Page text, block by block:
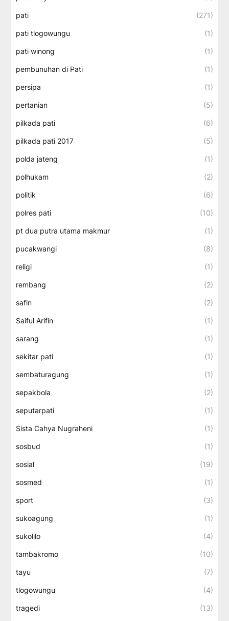
pati (271)
pati tlogowungu (1)
pati winong (1)
pembunuhan di Pati (1)
persipa (1)
pertanian (5)
pilkada pati (6)
pilkada pati 2017 (5)
polda jateng (1)
polhukam (2)
politik (6)
polres pati (10)
pt dua putra utama makmur (1)
pucakwangi (8)
religi (1)
rembang (2)
safin (2)
Saiful Arifin (1)
sarang (1)
sekitar pati (1)
sembaturagung (1)
sepakbola (2)
seputarpati (1)
Sista Cahya Nugraheni (1)
sosbud (1)
sosial (19)
sosmed (1)
sport (3)
sukoagung (1)
sukolilo (4)
tambakromo (10)
tayu (7)
tlogowungu (4)
tragedi (13)